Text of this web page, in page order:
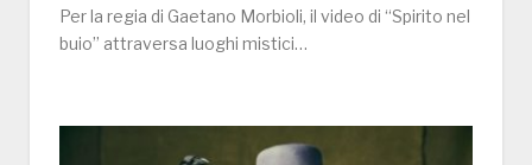
Per la regia di Gaetano Morbioli, il video di “Spirito nel
buio” attraversa luoghi mistici…